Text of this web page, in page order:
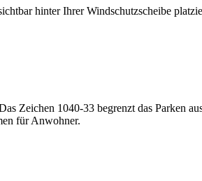
hinter Ihrer Windschutzscheibe
Zeichen 1040-33 begrenzt das Parken
für Anwohner.